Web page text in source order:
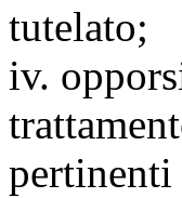
tutelato;
iv.